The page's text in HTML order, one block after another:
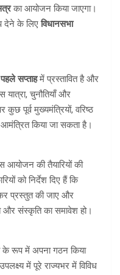
का आयोजन किया जाएगा।
देने के लिएविधानसभा
सप्ताहमें प्रस्तावित है और
चुनौतियाँ और
पूर्व मुख्यमंत्रियों, वरिष्ठ
आमंत्रित किया जा सकता है।
आयोजन की तैयारियों की
को निर्देश दिए हैं कि
प्रस्तुत की जाए और
संस्कृति का समावेश हो।
के रूप में अपना गठन किया
में पूरे राज्यभर में विविध